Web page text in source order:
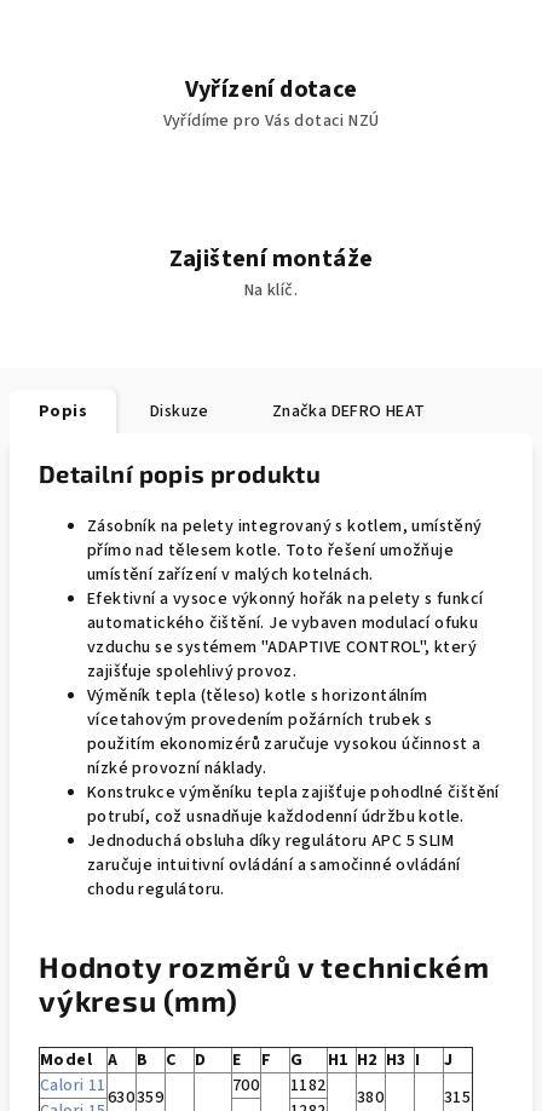
Vyřízení dotace
Vyřídíme pro Vás dotaci NZÚ
Zajištení montáže
Na klíč.
Popis Diskuze Značka DEFRO HEAT
Detailní popis produktu
Zásobník na pelety integrovaný s kotlem, umístěný
přímo nad tělesem kotle. Toto řešení umožňuje
umístění zařízení v malých kotelnách.
Efektivní a vysoce výkonný hořák na pelety s funkcí
automatického čištění. Je vybaven modulací ofuku
vzduchu se systémem "ADAPTIVE CONTROL", který
zajišťuje spolehlivý provoz.
Výměník tepla (těleso) kotle s horizontálním
vícetahovým provedením požárních trubek s
použitím ekonomizérů zaručuje vysokou účinnost a
nízké provozní náklady.
Konstrukce výměníku tepla zajišťuje pohodlné čištění
potrubí, což usnadňuje každodenní údržbu kotle.
Jednoduchá obsluha díky regulátoru APC 5 SLIM
zaručuje intuitivní ovládání a samočinné ovládání
chodu regulátoru.
Hodnoty rozměrů v technickém
výkresu (mm)
Model A B C D E F G H1 H2 H3 I
J
Calori 11630359 700 1182 380 315